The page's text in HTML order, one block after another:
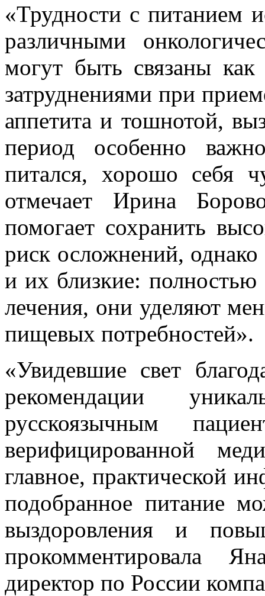
«Трудности с питанием
различными
могут быть связаны
затруднениями при
аппетита и тошнотой,
период особенно
питался, хорошо себя
отмечает Ирина
помогает сохранить
риск осложнений,
и их близкие: полностью
лечения, они уделяют
пищевых потребностей».
«Увидевшие свет
рекомендации
русскоязычным
верифицированной
главное, практической
подобранное питание
выздоровления и
прокомментировала
директор по России